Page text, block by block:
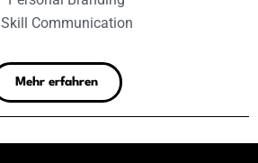
Skill Communication
Mehr erfahren